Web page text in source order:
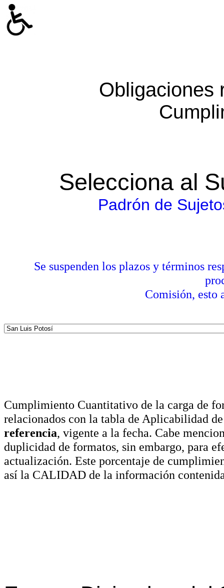
Obligaciones
Selecciona al
Padrón de
Se suspenden los plazos y términos
Comisión, esto
Cumplimiento Cuantitativo de la carga de
relacionados con la tabla de Aplicabilidad
referencia, vigente a la fecha. Cabe
duplicidad de formatos, sin embargo, para
actualización. Este porcentaje de
así la CALIDAD de la información